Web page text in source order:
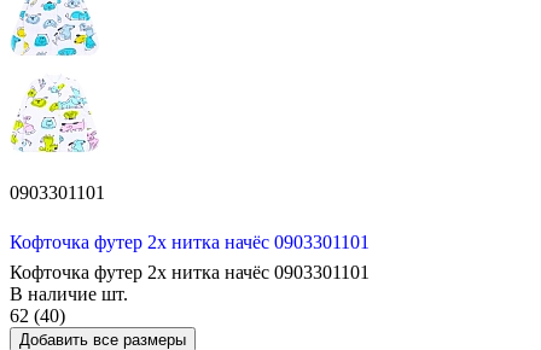
0903301101
Кофточка футер 2х нитка начёс 0903301101
Кофточка футер 2х нитка начёс 0903301101
В наличие шт.
62 (40)
Добавить все размеры